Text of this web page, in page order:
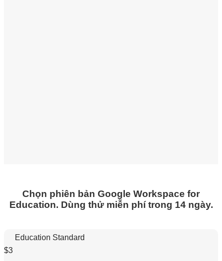
Chọn phiên bản Google Workspace for
Education. Dùng thử miễn phí trong 14 ngày.
Education Standard
$3